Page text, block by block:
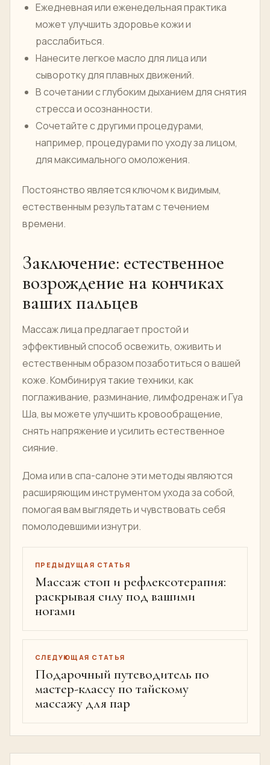
Ежедневная или еженедельная практика
может улучшить здоровье кожи и
расслабиться.
Нанесите легкое масло для лица или
сыворотку для плавных движений.
В сочетании с глубоким дыханием для снятия
стресса и осознанности.
Сочетайте с другими процедурами,
например, процедурами по уходу за лицом,
для максимального омоложения.
Постоянство является ключом к видимым,
естественным результатам с течением
времени.
Заключение: естественное
возрождение на кончиках
ваших пальцев
Массаж лица предлагает простой и
эффективный способ освежить, оживить и
естественным образом позаботиться о вашей
коже. Комбинируя такие техники, как
поглаживание, разминание, лимфодренаж и Гуа
Ша, вы можете улучшить кровообращение,
снять напряжение и усилить естественное
сияние.
Дома или в спа-салоне эти методы являются
расширяющим инструментом ухода за собой,
помогая вам выглядеть и чувствовать себя
помолодевшими изнутри.
ПРЕДЫДУЩАЯ СТАТЬЯ
Массаж стоп и рефлексотерапия:
раскрывая силу под вашими
ногами
СЛЕДУЮЩАЯ СТАТЬЯ
Подарочный путеводитель по
мастер-классу по тайскому
массажу для пар